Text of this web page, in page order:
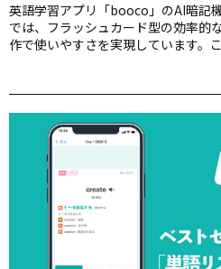
英語学習アプリ「booco」のAI暗記
では、フラッシュカード型の効率的
作で使いやすさを実現しています。
限に活用するためのコツや、学習